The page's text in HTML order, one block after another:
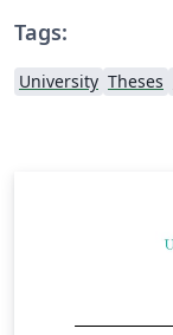
Tags:
University Theses